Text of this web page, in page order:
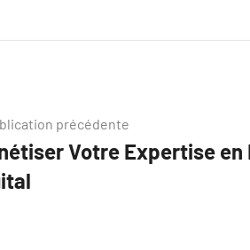
précédente
Votre Expertise